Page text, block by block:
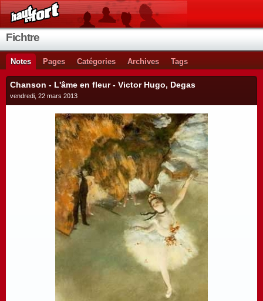
Fichtre
Notes Pages Catégories Archives Tags
Chanson - L'âme en fleur - Victor Hugo, Degas
vendredi, 22 mars 2013